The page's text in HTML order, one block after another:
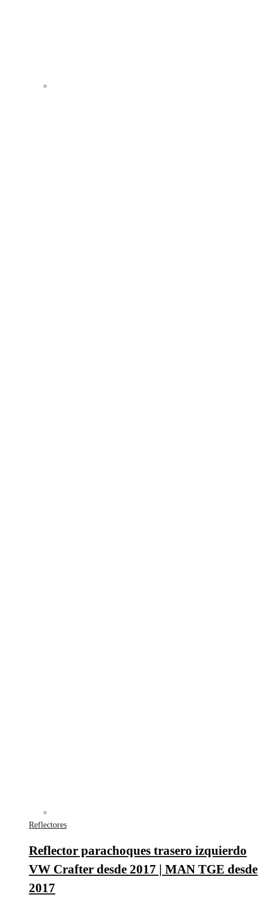
Reflectores
Reflector parachoques trasero izquierdo
VW Crafter desde 2017 | MAN TGE desde
2017